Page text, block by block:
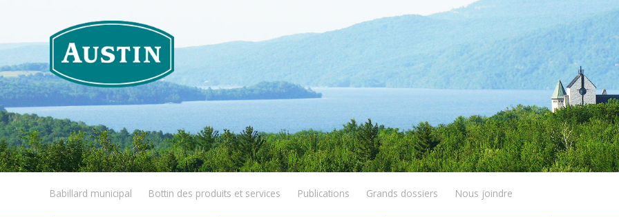
Babillard municipal Bottin des produits et services Publications Grands dossiers Nous joindre